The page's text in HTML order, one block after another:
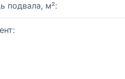
подвала, м²: